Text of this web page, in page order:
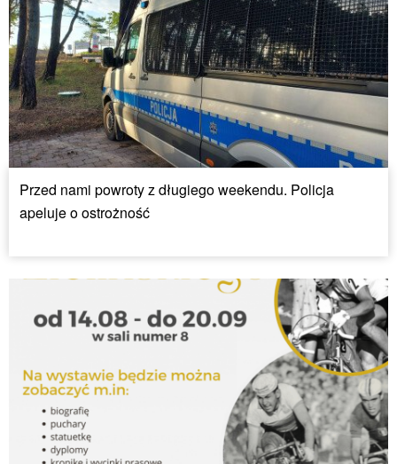
Przed nami powroty z długiego weekendu. Policja
apeluje o ostrożność